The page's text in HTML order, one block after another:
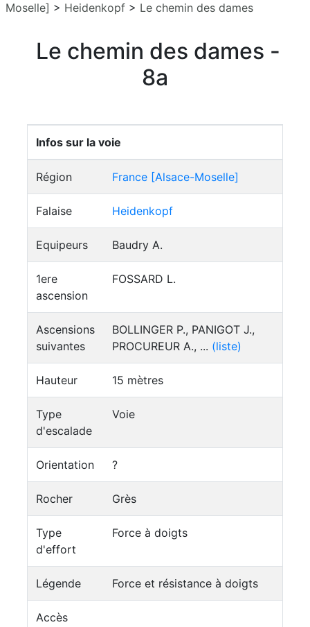
Moselle] > Heidenkopf > Le chemin des dames
Le chemin des dames -
8a
Infos sur la voie
Région France [Alsace-Moselle]
Falaise Heidenkopf
Equipeurs Baudry A.
1ere
ascension
FOSSARD L.
Ascensions
suivantes
BOLLINGER P., PANIGOT J.,
PROCUREUR A., ... (liste)
Hauteur 15 mètres
Type
d'escalade
Voie
Orientation ?
Rocher Grès
Type
d'effort
Force à doigts
Légende Force et résistance à doigts
Accès